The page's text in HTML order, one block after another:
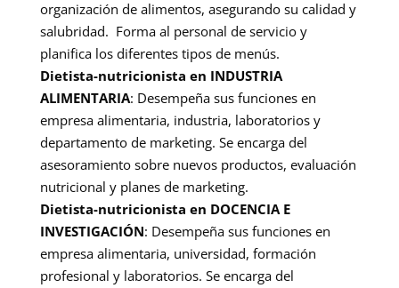
organización de alimentos, asegurando su calidad y
salubridad. Forma al personal de servicio y
planifica los diferentes tipos de menús.
Dietista-nutricionista en INDUSTRIA
ALIMENTARIA: Desempeña sus funciones en
empresa alimentaria, industria, laboratorios y
departamento de marketing. Se encarga del
asesoramiento sobre nuevos productos, evaluación
nutricional y planes de marketing.
Dietista-nutricionista en DOCENCIA E
INVESTIGACIÓN: Desempeña sus funciones en
empresa alimentaria, universidad, formación
profesional y laboratorios. Se encarga del